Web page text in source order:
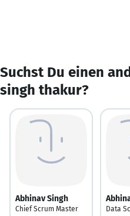
Suchst Du einen
singh thakur?
Abhinav Singh
Chief Scrum Master
Data